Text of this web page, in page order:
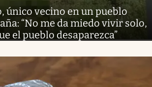
único vecino en un pueblo
“No me da miedo vivir solo,
el pueblo desaparezca”